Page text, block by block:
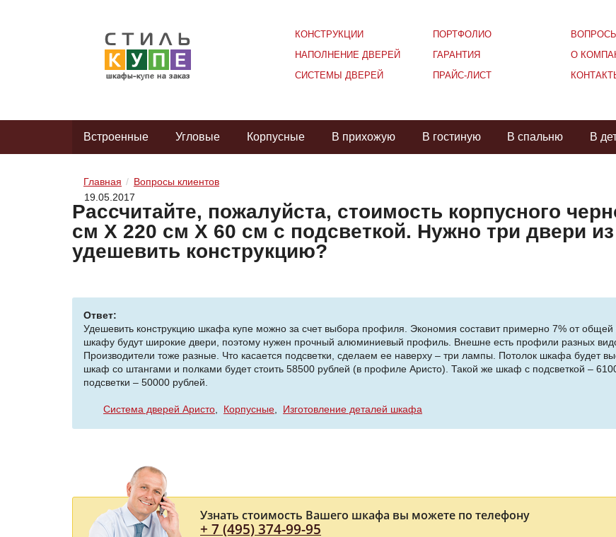
КОНСТРУКЦИИ
НАПОЛНЕНИЕ ДВЕРЕЙ
СИСТЕМЫ ДВЕРЕЙ
ПОРТФОЛИО
ГАРАНТИЯ
ПРАЙС-ЛИСТ
О
Встроенные Угловые Корпусные В прихожую В гостиную В спальню В
Главная
Вопросы клиентов
19.05.2017
Рассчитайте, пожалуйста, стоимость корпусного
см Х 220 см Х 60 см с подсветкой. Нужно три двери
удешевить конструкцию?
Ответ:
Удешевить конструкцию шкафа купе можно за счет выбора профиля. Экономия составит примерно 7% от
шкафу будут широкие двери, поэтому нужен прочный алюминиевый профиль. Внешне есть профили разных
Производители тоже разные. Что касается подсветки, сделаем ее наверху – три лампы. Потолок шкафа будет
шкаф со штангами и полками будет стоить 58500 рублей (в профиле Аристо). Такой же шкаф с подсветкой –
подсветки – 50000 рублей.
Система дверей Аристо Корпусные Изготовление деталей шкафа
Узнать стоимость Вашего шкафа вы можете по телефону
+ 7 (495) 374-99-95